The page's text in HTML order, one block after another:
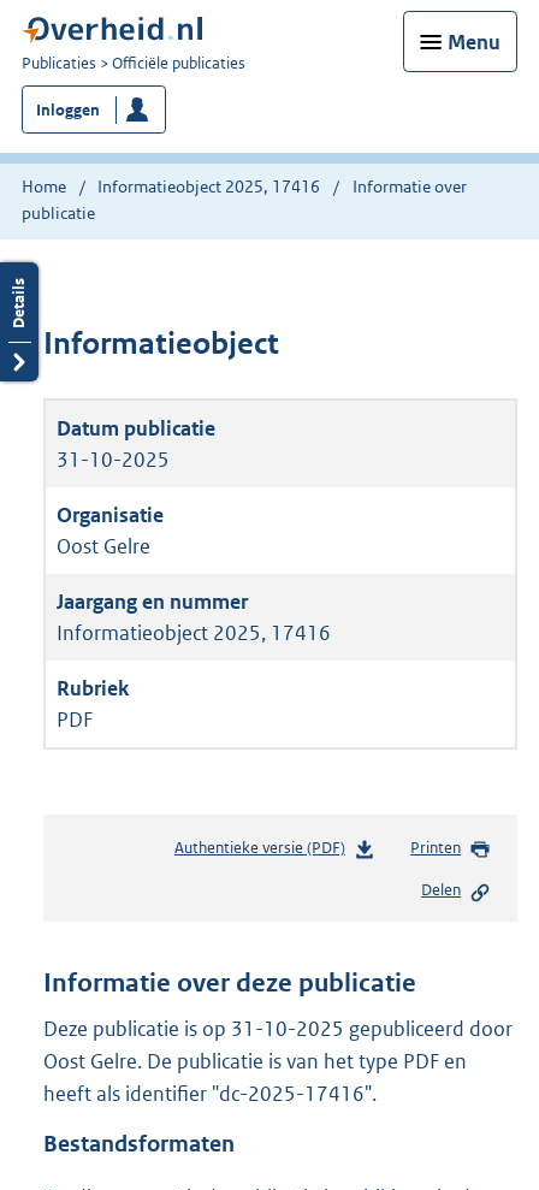
Menu
U
bent
nu
hier:
Publicaties Officiële publicaties
Inloggen
Home Informatieobject 2025, 17416
Informatie over
publicatie
Informatieobject
31-10-2025
Oost Gelre
Informatieobject 2025, 17416
PDF
Authentieke versie (PDF)b
n
s
r
o
Printen
Delen
Informatie over deze publicatie
Deze publicatie is op 31-10-2025 gepubliceerd door
Oost Gelre. De publicatie is van het type PDF en
heeft als identifier "dc-2025-17416".
Bestandsformaten